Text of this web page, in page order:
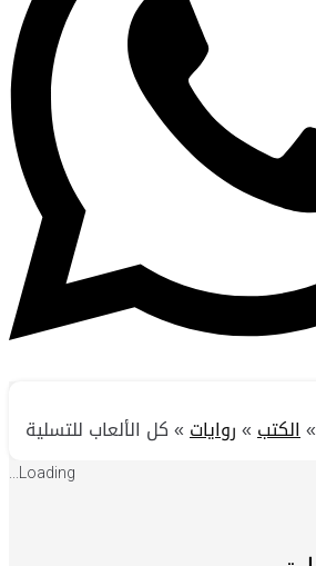
»الكتب»روايات»كل الألعاب للتسلية
Loading...